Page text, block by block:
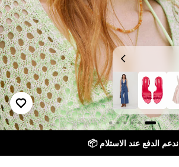
ندعم الدفع عند الاستلام 📦